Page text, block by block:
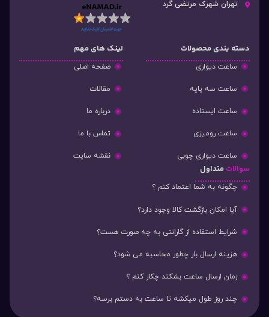
تهران شهرک مرتضی گرد
دسته‌ بندی محصولات
ساعت دیواری
ساعت سه پایه
ساعت ایستاده
ساعت رومیزی
ساعت دیواری چوبی
لینک های مهم
صفحه اصلی
مقالات
درباره ما
تماس با ما
نقشه سایت
سوالات متداول
چگونه به شما اعتماد کنم ؟
آیا امکان بازگشت کالا وجود دارد؟
شرایط استفاده از گارانتی به چه صورت هست؟
هزینه ارسال بار چطور محاسبه می شود؟
زمان ارسال ساعت بشکند چکار کنم ؟
چند روز طول میکشه تا ساعت به دستم برسه؟